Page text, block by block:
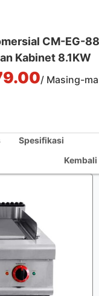
Pemanggang
CM-EG-
Kabinet 8.1KW
/ Masing-
Spesifikasi